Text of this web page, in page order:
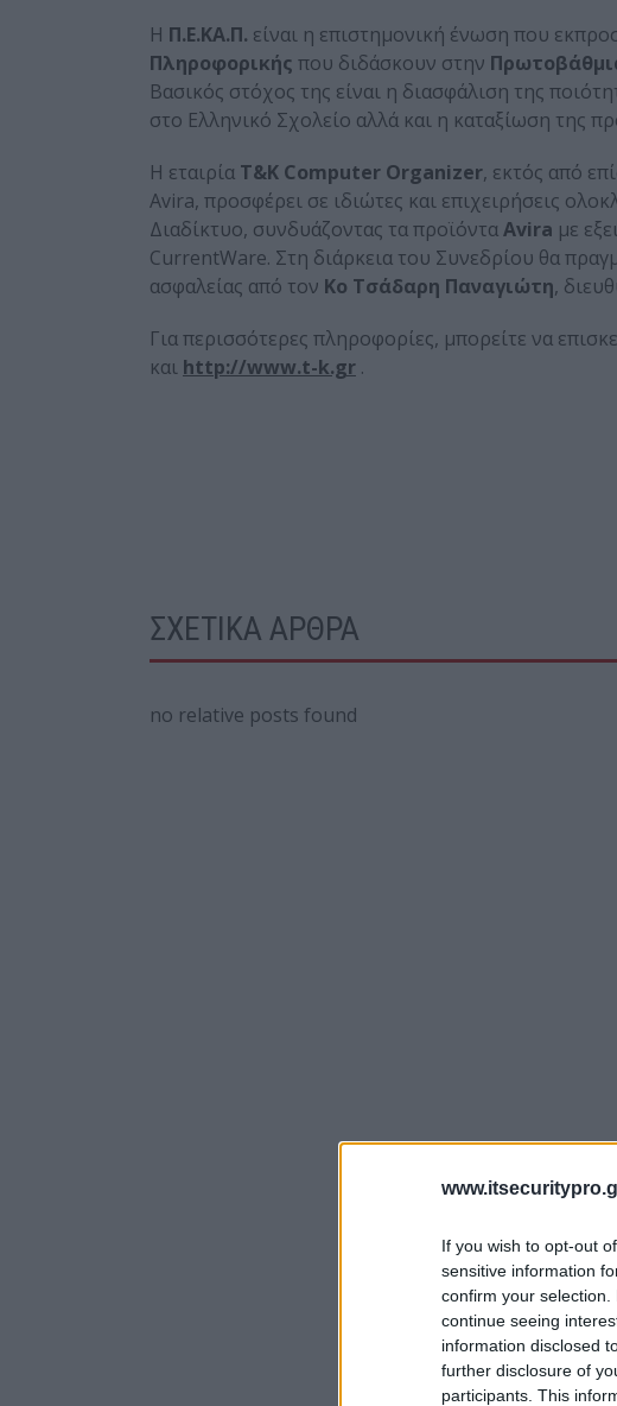
If you wish to opt-out
sensitive information
confirm your
continue seeing
information disclosed
further disclosure of
participants. This
Η Π.Ε.ΚΑ.Π. είναι η επιστημονική ένωση που
Πληροφορικής που διδάσκουν στην
Βασικός στόχος της είναι η διασφάλιση της
στο Ελληνικό Σχολείο αλλά και η καταξίωση της
H εταιρία Τ&Κ Computer Organizer, εκτός από
Avira, προσφέρει σε ιδιώτες και επιχειρήσεις
Διαδίκτυο, συνδυάζοντας τα προϊόνταAvira με
CurrentWare. Στη διάρκεια του Συνεδρίου θα
ασφαλείας από τον Κο Τσάδαρη Παναγιώτη,
Για περισσότερες πληροφορίες, μπορείτε να
και http://www.t-k.gr .
ΣΧΕΤΙΚΑ ΑΡΘΡΑ
no relative posts found